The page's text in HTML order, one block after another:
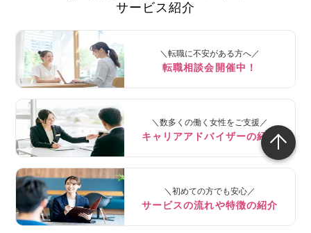
サービス紹介
＼転職に不安がある方へ／
転職相談会開催中！
＼数多くの働く女性をご支援／
キャリアアドバイザーの紹介
＼初めての方でも安心／
サービスの流れや特徴の紹介